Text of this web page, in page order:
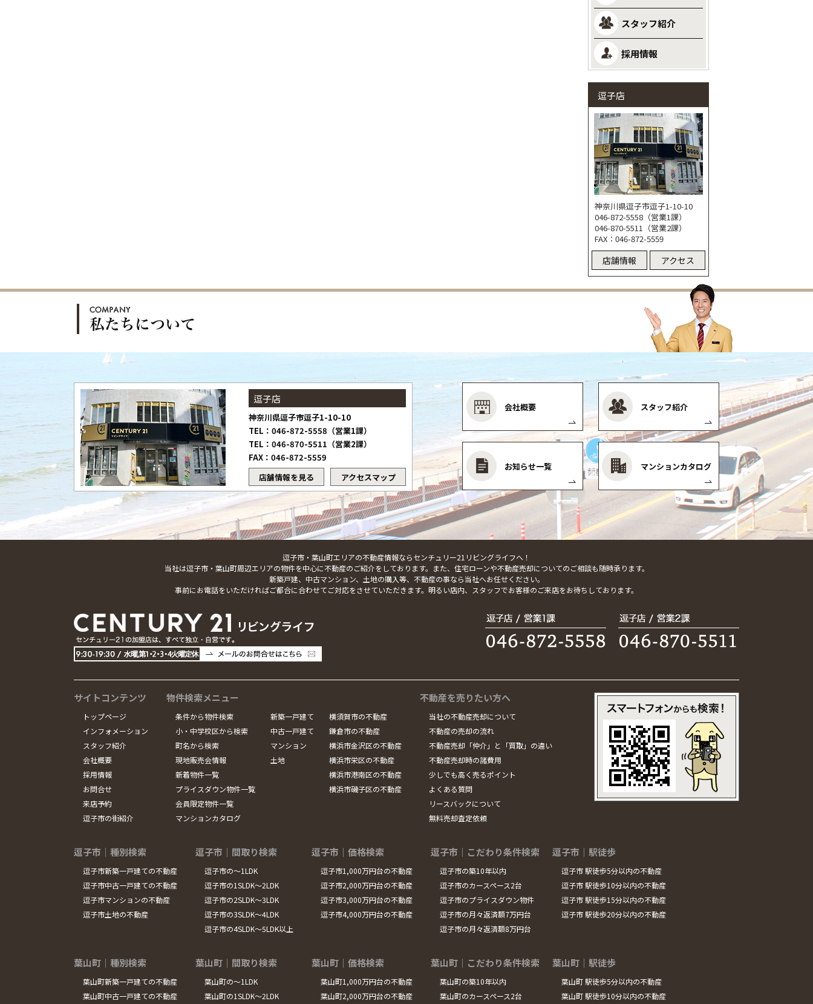
スタッフ紹介
採用情報
逗子店
神奈川県逗子市逗子1-10-10
046-872-5558（営業1課）
046-870-5511（営業2課）
FAX：046-872-5559
店舗情報 アクセス
逗子店
神奈川県逗子市逗子1-10-10
TEL：046-872-5558（営業1課）
TEL：046-870-5511（営業2課）
FAX：046-872-5559
店舗情報を見る
アクセスマップ
会社概要 スタッフ紹介
お知らせ一覧 マンションカタログ
逗子市・葉山町エリアの不動産情報ならセンチュリー21リビングライフへ！
当社は逗子市・葉山町周辺エリアの物件を中心に不動産のご紹介をしております。また、住宅ローンや不動産売却についてのご相談も随時承ります。
新築戸建、中古マンション、土地の購入等、不動産の事なら当社へお任せください。
事前にお電話をいただければご都合に合わせてご対応をさせていただきます。明るい店内、スタッフでお客様のご来店をお待ちしております。
サイトコンテンツ
トップページ
インフォメーション
スタッフ紹介
会社概要
採用情報
お問合せ
来店予約
逗子市の街紹介
物件検索メニュー
条件から物件検索
小・中学校区から検索
町名から検索
現地販売会情報
新着物件一覧
プライスダウン物件一覧
会員限定物件一覧
マンションカタログ
新築一戸建て
中古一戸建て
マンション
土地
横須賀市の不動産
鎌倉市の不動産
横浜市金沢区の不動産
横浜市栄区の不動産
横浜市港南区の不動産
横浜市磯子区の不動産
不動産を売りたい方へ
当社の不動産売却について
不動産の売却の流れ
不動産売却「仲介」と「買取」の違い
不動産売却時の諸費用
少しでも高く売るポイント
よくある質問
リースバックについて
無料売却査定依頼
逗子市｜種別検索
逗子市新築一戸建ての不動産
逗子市中古一戸建ての不動産
逗子市マンションの不動産
逗子市土地の不動産
逗子市｜間取り検索
逗子市の～1LDK
逗子市の1SLDK～2LDK
逗子市の2SLDK～3LDK
逗子市の3SLDK～4LDK
逗子市の4SLDK～5LDK以上
逗子市｜価格検索
逗子市1,000万円台の不動産
逗子市2,000万円台の不動産
逗子市3,000万円台の不動産
逗子市4,000万円台の不動産
逗子市｜こだわり条件検索
逗子市の築10年以内
逗子市のカースペース2台
逗子市のプライスダウン物件
逗子市の月々返済額7万円台
逗子市の月々返済額8万円台
逗子市｜駅徒歩
逗子市 駅徒歩5分以内の不動産
逗子市 駅徒歩10分以内の不動産
逗子市 駅徒歩15分以内の不動産
逗子市 駅徒歩20分以内の不動産
葉山町｜種別検索
葉山町新築一戸建ての不動産
葉山町中古一戸建ての不動産
葉山町｜間取り検索
葉山町の～1LDK
葉山町の1SLDK～2LDK
葉山町｜価格検索
葉山町1,000万円台の不動産
葉山町2,000万円台の不動産
葉山町｜こだわり条件検索
葉山町の築10年以内
葉山町のカースペース2台
葉山町｜駅徒歩
葉山町 駅徒歩5分以内の不動産
葉山町 駅徒歩10分以内の不動産